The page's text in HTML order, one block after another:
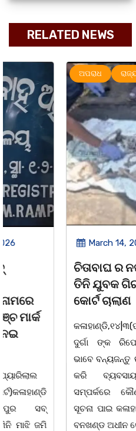
RELATED NEWS
ରାଜ୍ୟ
March 14, 2026
ଚିତାବାଘ ର ନଖ ଜବତ
ତିନି ଯୁବକ ଗିରଫ ଓ
କୋର୍ଟ ଚାଲାଣ
କଳାହାଣ୍ଡି,୧୪|୩(ପ୍ୟାରିଲାଲ
ଦୁର୍ଗା ଙ୍କ ରିପୋର୍ଟ):ବେଆଇନ
ଭାବେ ବନ୍ୟଜନ୍ତୁ ଙ୍କ ର ଶିକାର
କରି ବ୍ୟବସାୟ ଚାଲୁଥିବା
ସମ୍ପର୍କରେ କୌଣସି ସୂତ୍ରରୁ
ସୂଚନା ପାଇ କଳାହାଣ୍ଡି ଉତ୍ତର
ବନଖଣ୍ଡ ଅଧୀନ କେଗାଁ ରେଞ୍ଜର